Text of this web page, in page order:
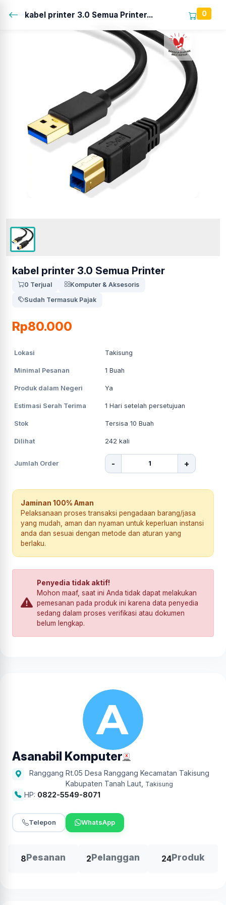
kabel printer 3.0 Semua Printer... 0
kabel printer 3.0 Semua Printer
0 Terjual
Komputer & Aksesoris
Sudah Termasuk Pajak
Rp80.000
Lokasi Takisung
Minimal Pesanan 1 Buah
Produk dalam Negeri Ya
Estimasi Serah Terima 1 Hari setelah persetujuan
Stok Tersisa 10 Buah
Dilihat 242 kali
Jumlah Order - +
Jaminan 100% Aman
Pelaksanaan proses transaksi pengadaan barang/jasa
yang mudah, aman dan nyaman untuk keperluan instansi
anda dan sesuai dengan metode dan aturan yang
berlaku.
Penyedia tidak aktif!
Mohon maaf, saat ini Anda tidak dapat melakukan
pemesanan pada produk ini karena data penyedia
sedang dalam proses verifikasi atau dokumen
belum lengkap.
Asanabil Komputer
Ranggang Rt.05 Desa Ranggang Kecamatan Takisung
Kabupaten Tanah Laut, Takisung
HP: 0822-5549-8071
Telepon WhatsApp
8Pesanan 2Pelanggan 24Produk